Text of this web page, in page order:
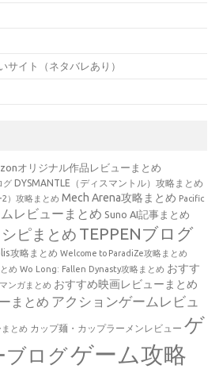
サイト（ネタバレあり）
オリジナル作品レビューまとめ
グ DYSMANTLE（ディスマントル）攻略まとめ
2）攻略まとめ Mech Arena攻略まとめ Pacific
ムレビューまとめ Suno AI記事まとめ
ピまとめ TEPPENブログ
攻略まとめ Welcome to ParadiZe攻略まとめ
め Wo Long: Fallen Dynasty攻略まとめ おすす
ンガまとめ おすすめ映画レビューまとめ
まとめ アクションゲームレビュ
とめ カップ麺・カップラーメンレビュー ゲ
ブログゲーム攻略